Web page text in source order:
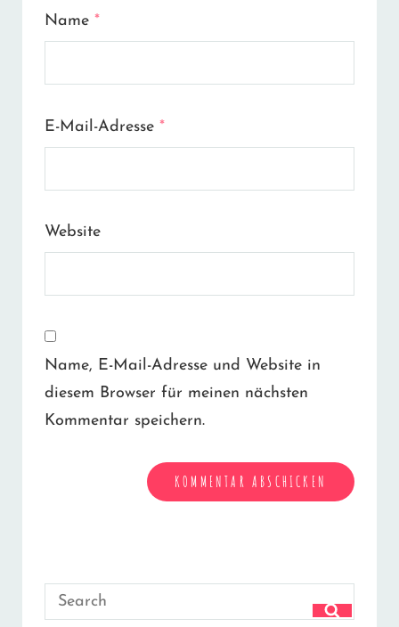
Name *
E-Mail-Adresse *
Website
Name, E-Mail-Adresse und Website in
diesem Browser für meinen nächsten
Kommentar speichern.
Search